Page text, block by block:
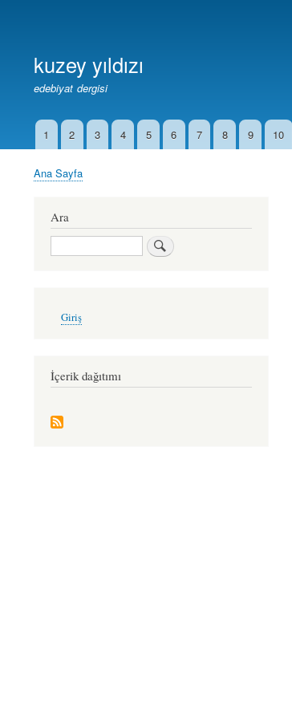
kuzey yıldızı
edebiyat dergisi
İkincil1 2 3 4 5 6 7 8 9 10
Sayfa
Ana Sayfa
Ara
Ara
account
Giriş
İçerik dağıtımı